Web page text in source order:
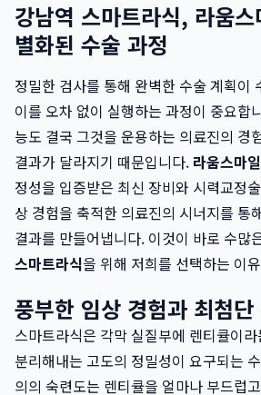
강남역 스마트라식, 라움
별화된 수술 과정
정밀한 검사를 통해 완벽한 수술 계획이
이를 오차 없이 실행하는 과정이 중요합
능도 결국 그것을 운용하는 의료진의 경
결과가 달라지기 때문입니다. 라움스마
정성을 입증받은 최신 장비와 시력교정
상 경험을 축적한 의료진의 시너지를 통
결과를 만들어냅니다. 이것이 바로 수많
스마트라식을 위해 저희를 선택하는 이
풍부한 임상 경험과 최첨
스마트라식은 각막 실질부에 렌티큘이
분리해내는 고도의 정밀성이 요구되는
의의 숙련도는 렌티큘을 얼마나 부드럽